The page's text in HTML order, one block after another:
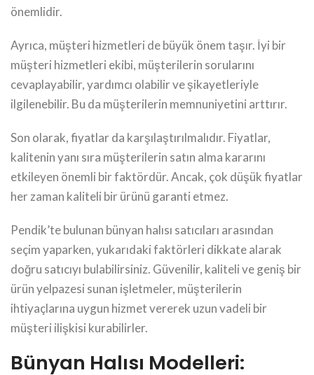
önemlidir.
Ayrıca, müşteri hizmetleri de büyük önem taşır. İyi bir
müşteri hizmetleri ekibi, müşterilerin sorularını
cevaplayabilir, yardımcı olabilir ve şikayetleriyle
ilgilenebilir. Bu da müşterilerin memnuniyetini arttırır.
Son olarak, fiyatlar da karşılaştırılmalıdır. Fiyatlar,
kalitenin yanı sıra müşterilerin satın alma kararını
etkileyen önemli bir faktördür. Ancak, çok düşük fiyatlar
her zaman kaliteli bir ürünü garanti etmez.
Pendik’te bulunan bünyan halısı satıcıları arasından
seçim yaparken, yukarıdaki faktörleri dikkate alarak
doğru satıcıyı bulabilirsiniz. Güvenilir, kaliteli ve geniş bir
ürün yelpazesi sunan işletmeler, müşterilerin
ihtiyaçlarına uygun hizmet vererek uzun vadeli bir
müşteri ilişkisi kurabilirler.
Bünyan Halısı Modelleri: